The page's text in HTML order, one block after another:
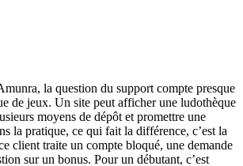
la question du support compte presque
de jeux. Un site peut afficher une ludothèque
moyens de dépôt et promettre une
la pratique, ce qui fait la différence, c’est la
client traite un compte bloqué, une demande
sur un bonus. Pour un débutant, c’est